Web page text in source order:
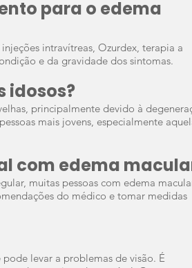
para o edema
intravítreas, Ozurdex, terapia a
e da gravidade dos sintomas.
idosos?
principalmente devido à
mais jovens, especialmente
com edema
muitas pessoas com edema
do médico e tomar medidas
pode levar a problemas de visão. É